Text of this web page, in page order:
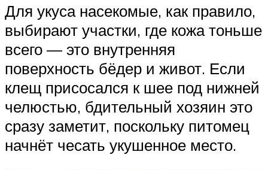
Для укуса насекомые, как правило,
выбирают участки, где кожа тоньше
всего — это внутренняя
поверхность бёдер и живот. Если
клещ присосался к шее под нижней
челюстью, бдительный хозяин это
сразу заметит, поскольку питомец
начнёт чесать укушенное место.